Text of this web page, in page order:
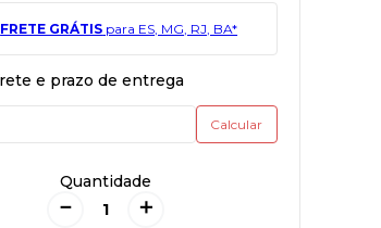
FRETE GRÁTIS para ES, MG, RJ, BA*
Quantidade
＋
－